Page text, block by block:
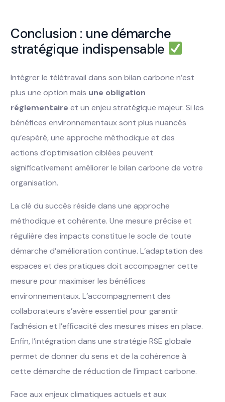
Conclusion : une démarche
stratégique indispensable
Intégrer le télétravail dans son bilan carbone n’est
plus une option mais une obligation
réglementaire et un enjeu stratégique majeur. Si les
bénéfices environnementaux sont plus nuancés
qu’espéré, une approche méthodique et des
actions d’optimisation ciblées peuvent
significativement améliorer le bilan carbone de votre
organisation.
La clé du succès réside dans une approche
méthodique et cohérente. Une mesure précise et
régulière des impacts constitue le socle de toute
démarche d’amélioration continue. L’adaptation des
espaces et des pratiques doit accompagner cette
mesure pour maximiser les bénéfices
environnementaux. L’accompagnement des
collaborateurs s’avère essentiel pour garantir
l’adhésion et l’efficacité des mesures mises en place.
Enfin, l’intégration dans une stratégie RSE globale
permet de donner du sens et de la cohérence à
cette démarche de réduction de l’impact carbone.
Face aux enjeux climatiques actuels et aux